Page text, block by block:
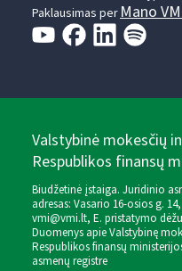
Paklausimas perMano
Valstybinė mokesčių
Respublikos finansų
Biudžetinė įstaiga. Juridinio
adresas: Vasario 16-osios g.
vmi@vmi.lt, E. pristatymo
Duomenys apie Valstybinę
Respublikos finansų
asmenų registre